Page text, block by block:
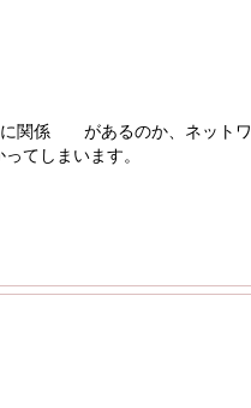
に関係 があるのか、ネットワ
てしまいます。